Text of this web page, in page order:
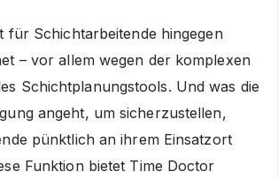
für Schichtarbeitende hingegen
– vor allem wegen der komplexen
Schichtplanungstools. Und was die
angeht, um sicherzustellen,
pünktlich an ihrem Einsatzort
Funktion bietet Time Doctor